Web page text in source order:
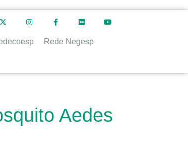
Rede Negesp
Aedes